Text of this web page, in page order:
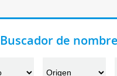
Buscador de